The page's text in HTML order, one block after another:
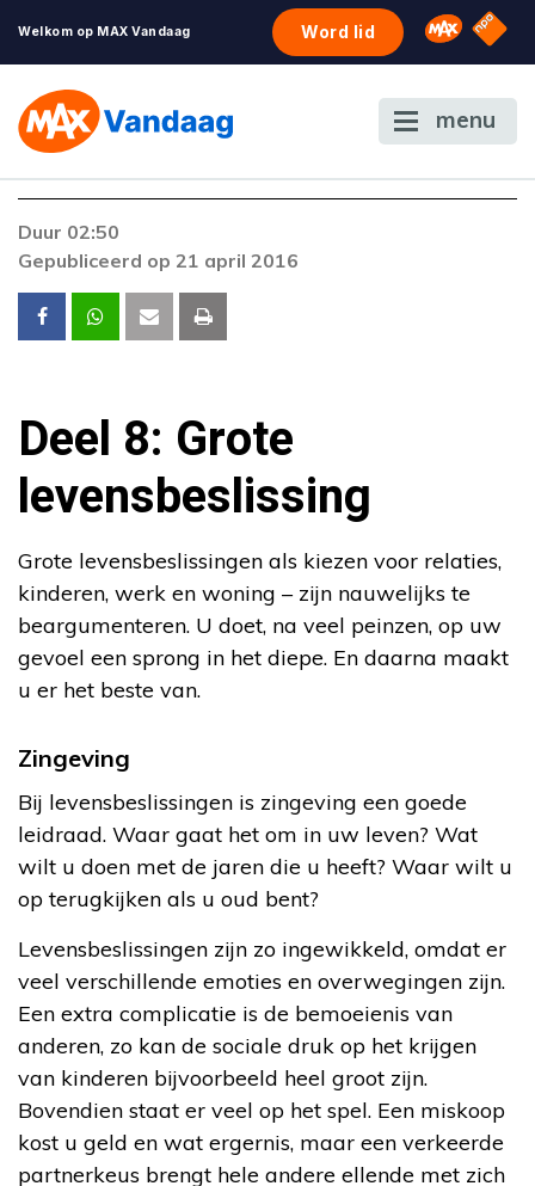
Welkom op MAX Vandaag Word lid Omroep
NPO
menu
Duur 02:50
Gepubliceerd op 21 april 2016
Deel 8: Grote
levensbeslissing
Grote levensbeslissingen als kiezen voor relaties,
kinderen, werk en woning – zijn nauwelijks te
beargumenteren. U doet, na veel peinzen, op uw
gevoel een sprong in het diepe. En daarna maakt
u er het beste van.
Zingeving
Bij levensbeslissingen is zingeving een goede
leidraad. Waar gaat het om in uw leven? Wat
wilt u doen met de jaren die u heeft? Waar wilt u
op terugkijken als u oud bent?
Levensbeslissingen zijn zo ingewikkeld, omdat er
veel verschillende emoties en overwegingen zijn.
Een extra complicatie is de bemoeienis van
anderen, zo kan de sociale druk op het krijgen
van kinderen bijvoorbeeld heel groot zijn.
Bovendien staat er veel op het spel. Een miskoop
kost u geld en wat ergernis, maar een verkeerde
partnerkeus brengt hele andere ellende met zich